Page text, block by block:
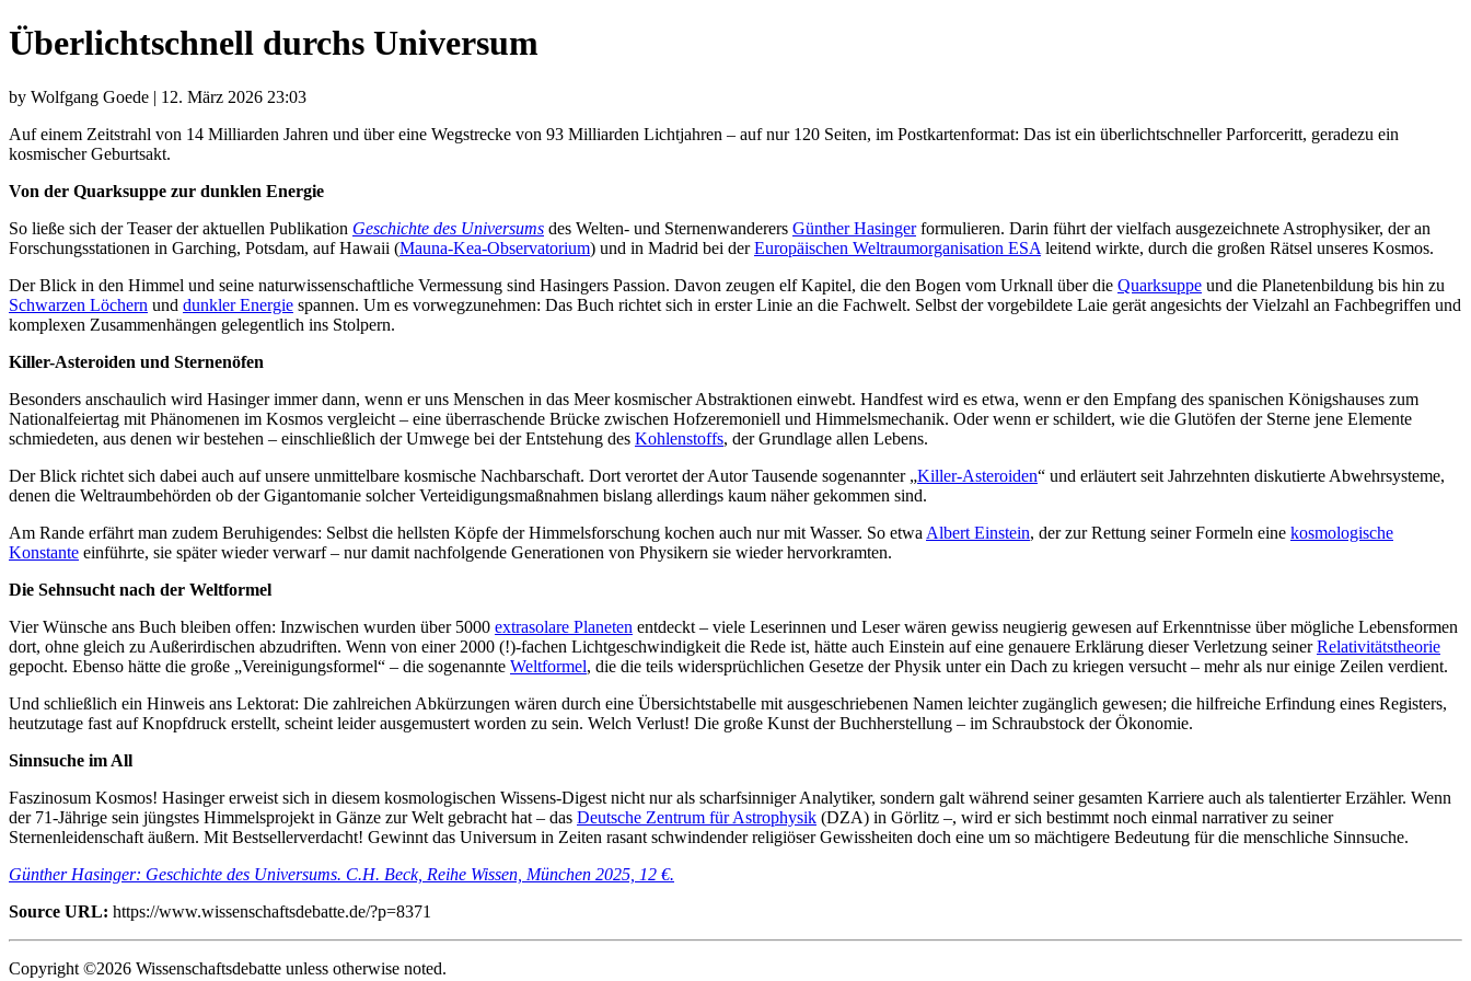
Überlichtschnell durchs Universum
by Wolfgang Goede | 12. März 2026 23:03
Auf einem Zeitstrahl von 14 Milliarden Jahren und über eine Wegstrecke von 93 Milliarden Lichtjahren – auf nur 120 Seiten, im Postkartenformat: Das ist ein überlichtschneller Parforceritt, geradezu ein
kosmischer Geburtsakt.
Von der Quarksuppe zur dunklen Energie
So ließe sich der Teaser der aktuellen Publikation Geschichte des Universums des Welten- und Sternenwanderers Günther Hasingerformulieren. Darin führt der vielfach ausgezeichnete Astrophysiker, der an
Forschungsstationen in Garching, Potsdam, auf Hawaii (Mauna-Kea-Observatorium) und in Madrid bei derEuropäischen Weltraumorganisation ESA leitend wirkte, durch die großen Rätsel unseres Kosmos.
Der Blick in den Himmel und seine naturwissenschaftliche Vermessung sind Hasingers Passion. Davon zeugen elf Kapitel, die den Bogen vom Urknall über die Quarksuppe und die Planetenbildung bis hin zu
Schwarzen Löchern und dunkler Energie spannen. Um es vorwegzunehmen: Das Buch richtet sich in erster Linie an die Fachwelt. Selbst der vorgebildete Laie gerät angesichts der Vielzahl an Fachbegriffen und
komplexen Zusammenhängen gelegentlich ins Stolpern.
Killer-Asteroiden und Sternenöfen
Besonders anschaulich wird Hasinger immer dann, wenn er uns Menschen in das Meer kosmischer Abstraktionen einwebt. Handfest wird es etwa, wenn er den Empfang des spanischen Königshauses zum
Nationalfeiertag mit Phänomenen im Kosmos vergleicht – eine überraschende Brücke zwischen Hofzeremoniell und Himmelsmechanik. Oder wenn er schildert, wie die Glutöfen der Sterne jene Elemente
schmiedeten, aus denen wir bestehen – einschließlich der Umwege bei der Entstehung des Kohlenstoffs, der Grundlage allen Lebens.
Der Blick richtet sich dabei auch auf unsere unmittelbare kosmische Nachbarschaft. Dort verortet der Autor Tausende sogenannter „Killer-Asteroiden“ und erläutert seit Jahrzehnten diskutierte Abwehrsysteme,
denen die Weltraumbehörden ob der Gigantomanie solcher Verteidigungsmaßnahmen bislang allerdings kaum näher gekommen sind.
Am Rande erfährt man zudem Beruhigendes: Selbst die hellsten Köpfe der Himmelsforschung kochen auch nur mit Wasser. So etwa Albert Einstein, der zur Rettung seiner Formeln eine kosmologische
Konstante einführte, sie später wieder verwarf – nur damit nachfolgende Generationen von Physikern sie wieder hervorkramten.
Die Sehnsucht nach der Weltformel
Vier Wünsche ans Buch bleiben offen: Inzwischen wurden über 5000 extrasolare Planeten entdeckt – viele Leserinnen und Leser wären gewiss neugierig gewesen auf Erkenntnisse über mögliche Lebensformen
dort, ohne gleich zu Außerirdischen abzudriften. Wenn von einer 2000 (!)-fachen Lichtgeschwindigkeit die Rede ist, hätte auch Einstein auf eine genauere Erklärung dieser Verletzung seinerRelativitätstheorie
gepocht. Ebenso hätte die große „Vereinigungsformel“ – die sogenannte Weltformel, die die teils widersprüchlichen Gesetze der Physik unter ein Dach zu kriegen versucht – mehr als nur einige Zeilen verdient.
Und schließlich ein Hinweis ans Lektorat: Die zahlreichen Abkürzungen wären durch eine Übersichtstabelle mit ausgeschriebenen Namen leichter zugänglich gewesen; die hilfreiche Erfindung eines Registers,
heutzutage fast auf Knopfdruck erstellt, scheint leider ausgemustert worden zu sein. Welch Verlust! Die große Kunst der Buchherstellung – im Schraubstock der Ökonomie.
Sinnsuche im All
Faszinosum Kosmos! Hasinger erweist sich in diesem kosmologischen Wissens-Digest nicht nur als scharfsinniger Analytiker, sondern galt während seiner gesamten Karriere auch als talentierter Erzähler. Wenn
der 71-Jährige sein jüngstes Himmelsprojekt in Gänze zur Welt gebracht hat – das Deutsche Zentrum für Astrophysik (DZA) in Görlitz –, wird er sich bestimmt noch einmal narrativer zu seiner
Sternenleidenschaft äußern. Mit Bestsellerverdacht! Gewinnt das Universum in Zeiten rasant schwindender religiöser Gewissheiten doch eine um so mächtigere Bedeutung für die menschliche Sinnsuche.
Günther Hasinger: Geschichte des Universums. C.H. Beck, Reihe Wissen, München 2025, 12 €.
Source URL: https://www.wissenschaftsdebatte.de/?p=8371
Copyright ©2026 Wissenschaftsdebatte unless otherwise noted.